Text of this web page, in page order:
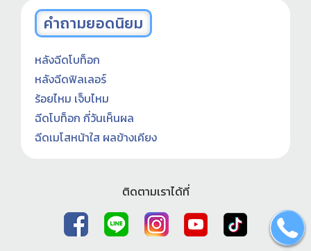
คำถามยอดนิยม
หลังฉีดโบท็อก
หลังฉีดฟิลเลอร์
ร้อยไหม เจ็บไหม
ฉีดโบท็อก กี่วันเห็นผล
ฉีดเมโสหน้าใส ผลข้างเคียง
ติดตามเราได้ที่